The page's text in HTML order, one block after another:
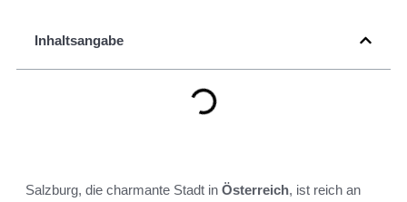
Inhaltsangabe
Salzburg, die charmante Stadt in Österreich, ist reich an